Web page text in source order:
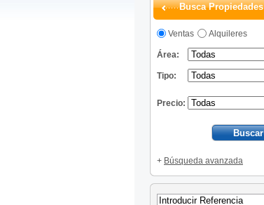
Busca Propiedades
Ventas Alquileres
Área:
Tipo:
Precio:
+ Búsqueda avanzada